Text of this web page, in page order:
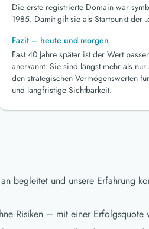
Die erste registrierte Domain war
1985. Damit gilt sie als Startpunkt der
Fazit – heute und morgen
Fast 40 Jahre später ist der Wert
anerkannt. Sie sind längst mehr als
den strategischen Vermögenswerten
und langfristige Sichtbarkeit.
begleitet und unsere Erfahrung
Risiken – mit einer Erfolgsquote